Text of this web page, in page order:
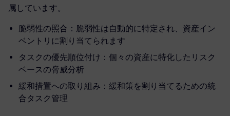
属しています。
脆弱性の照合：脆弱性は自動的に特定され、資産イン
ベントリに割り当てられます
タスクの優先順位付け：個々の資産に特化したリスク
ベースの脅威分析
緩和措置への取り組み：緩和策を割り当てるための統
合タスク管理